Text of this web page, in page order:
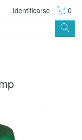
Identificarse 0